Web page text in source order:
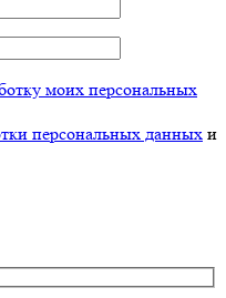
моих персональных
персональных данных и